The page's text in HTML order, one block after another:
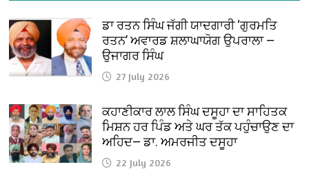
ਡਾ ਰਤਨ ਸਿੰਘ ਜੱਗੀ ਯਾਦਗਾਰੀ ‘ਗੁਰਮਤਿ
ਰਤਨ’ ਅਵਾਰਡ ਸ਼ਲਾਘਾਯੋਗ ਉਪਰਾਲਾ —
ਉਜਾਗਰ ਸਿੰਘ
27 July 2026
ਕਹਾਣੀਕਾਰ ਲਾਲ ਸਿੰਘ ਦਸੂਹਾ ਦਾ ਸਾਹਿਤਕ
ਮਿਸ਼ਨ ਹਰ ਪਿੰਡ ਅਤੇ ਘਰ ਤੱਕ ਪਹੁੰਚਾਉਣ ਦਾ
ਅਹਿਦ— ਡਾ. ਅਮਰਜੀਤ ਦਸੂਹਾ
22 July 2026